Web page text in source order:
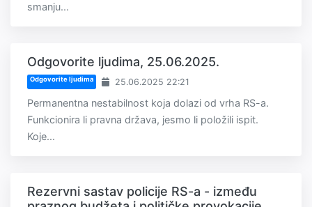
smanju...
Odgovorite ljudima, 25.06.2025.
Odgovorite ljudima 25.06.2025 22:21
Permanentna nestabilnost koja dolazi od vrha RS-a.
Funkcionira li pravna država, jesmo li položili ispit.
Koje...
Rezervni sastav policije RS-a - između